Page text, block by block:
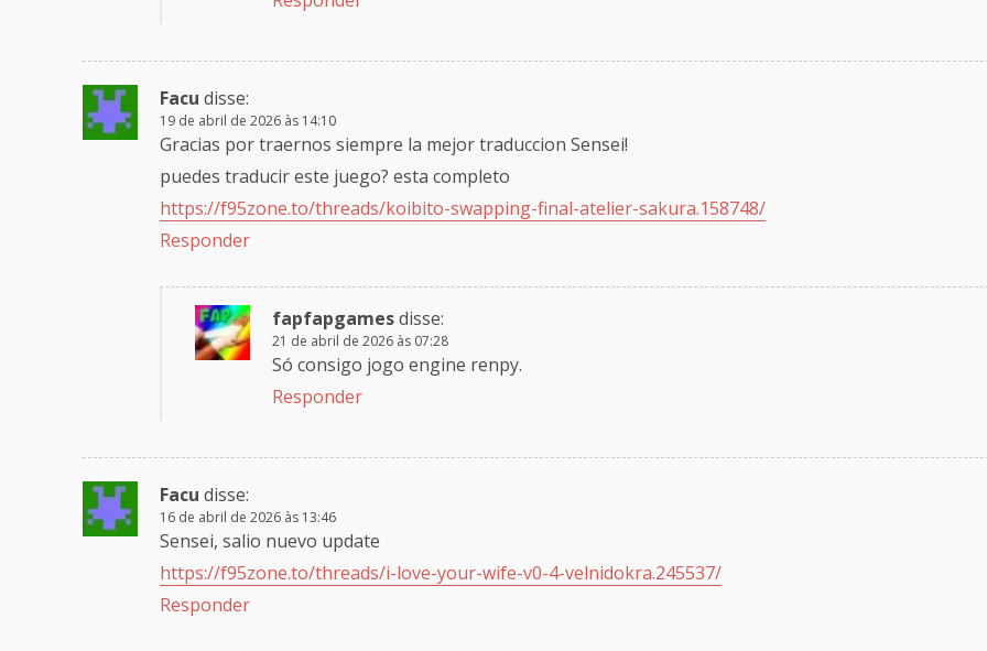
Facu disse:
19 de abril de 2026 às 14:10
Gracias por traernos siempre la mejor traduccion Sensei!
puedes traducir este juego? esta completo
https://f95zone.to/threads/koibito-swapping-final-atelier-sakura.158748/
Responder
fapfapgamesdisse:
21 de abril de 2026 às 07:28
Só consigo jogo engine renpy.
Responder
Facu disse:
16 de abril de 2026 às 13:46
Sensei, salio nuevo update
https://f95zone.to/threads/i-love-your-wife-v0-4-velnidokra.245537/
Responder